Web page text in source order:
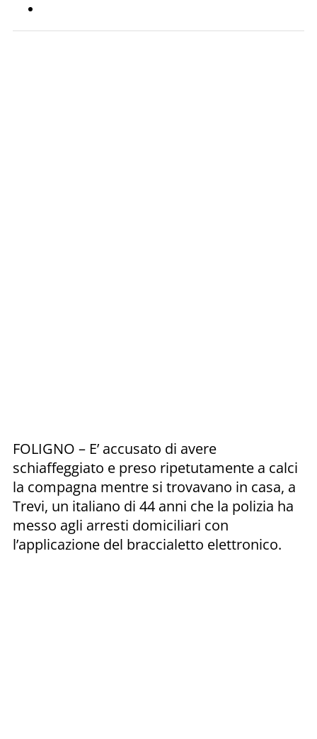
FOLIGNO – E’ accusato di avere
schiaffeggiato e preso ripetutamente a calci
la compagna mentre si trovavano in casa, a
Trevi, un italiano di 44 anni che la polizia ha
messo agli arresti domiciliari con
l’applicazione del braccialetto elettronico.